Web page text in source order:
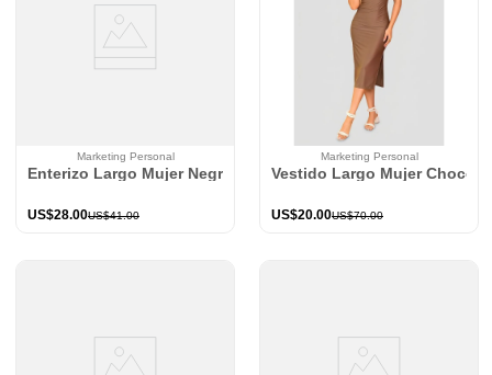
Marketing Personal
Enterizo Largo Mujer Negro Mp 114497
US$41.00
US$28.00
Marketing Personal
Vestido Largo Mujer
US$70.00
US$20.00